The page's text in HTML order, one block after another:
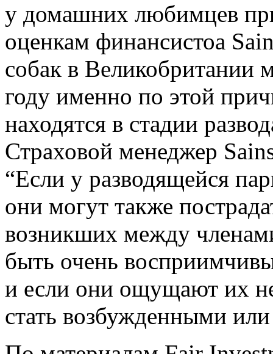
у домашних любимцев
оценкам финансистоа
собак в Великобритании
году именно по этой
находятся в стадии
Страховой менеджер
“Если у разводящейся
они могут также
возникших между
быть очень
и если они ощущают их
стать возбужденными